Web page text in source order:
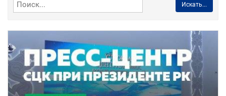
Искать...